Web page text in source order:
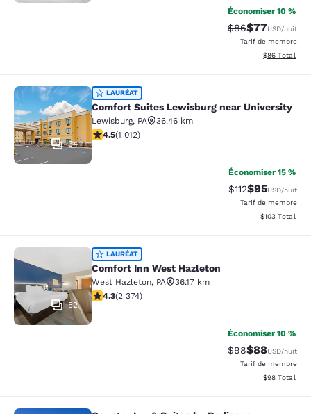
Économiser 10 %
Tarif barré :
$86Tarif réduit :
$77USD/nuit
Tarif de membre
Afficher les
$86 Total
Comfort Suites Lewisburg near
34
LAURÉAT
Comfort Suites Lewisburg near University
Lewisburg, PA
36.46 km
4.45 étoiles. Excellent. 1012 commentaires
4.5(1 012)
Économiser 15 %
Tarif barré :
$112Tarif réduit :
$95USD/nuit
Tarif de membre
Afficher les
$103 Total
Comfort Inn West Hazleton
52
LAURÉAT
Comfort Inn West Hazleton
West Hazleton, PA
36.17 km
4.25 étoiles. Excellent. 2374 commentaires
4.3(2 374)
Économiser 10 %
Tarif barré :
$98Tarif réduit :
$88USD/nuit
Tarif de membre
Afficher les
$98 Total